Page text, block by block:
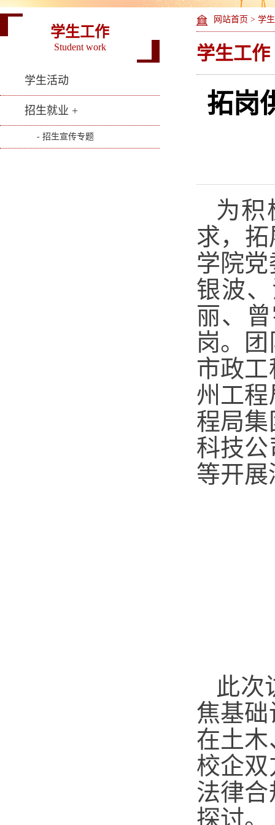
学生工作
Student work
学生活动
招生就业 +
- 招生宣传专题
网站首页 > 学
学生工作
拓岗
为积
求，
学院
银波
丽、
岗。
市政
州工
程局
科技
等开
此次
焦基
在土
校企
法律
探讨。